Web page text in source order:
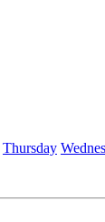
Thursday